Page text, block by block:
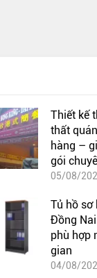
Thiết kế
thất
hàng –
gói
05/08/
Tủ hồ sơ
Đồng
phù hợp
gian
04/08/